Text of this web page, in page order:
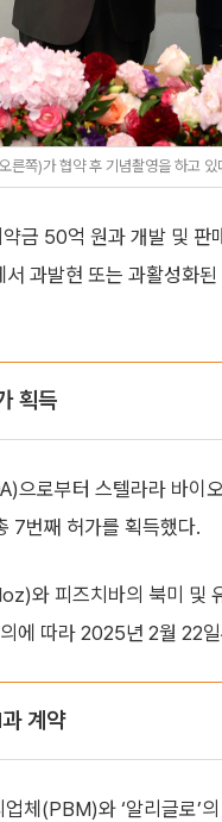
쪽)가 협약 후 기념촬영을 하고
금 50억 원과 개발 및
과발현 또는 과활성화
획득
으로부터 스텔라라 바이
7번째 허가를 획득했다.
와 피즈치바의 북미 및
에 따라 2025년 2월 22
계약
체(PBM)와 ‘알리글로’